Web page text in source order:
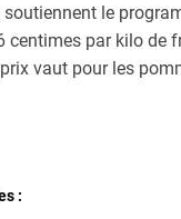
le
centimes par kilo de
vaut pour les
: